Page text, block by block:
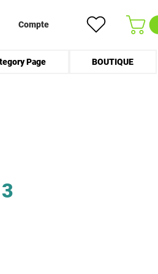
Compte
Page BOUTIQUE